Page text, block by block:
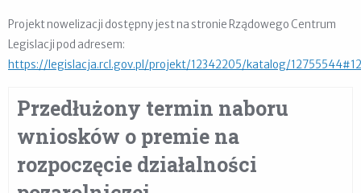
Projekt nowelizacji dostępny jest na stronie Rządowego Centrum
Legislacji pod adresem:
https://legislacja.rcl.gov.pl/projekt/12342205/katalog/
Przedłużony termin naboru
wniosków o premie na
rozpoczęcie działalności